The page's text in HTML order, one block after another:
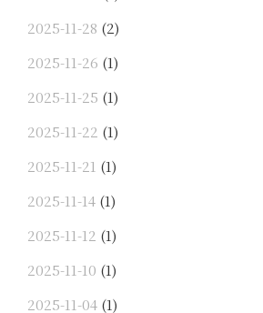
2025-11-28 (2)
2025-11-26 (1)
2025-11-25 (1)
2025-11-22 (1)
2025-11-21 (1)
2025-11-14 (1)
2025-11-12 (1)
2025-11-10 (1)
2025-11-04 (1)